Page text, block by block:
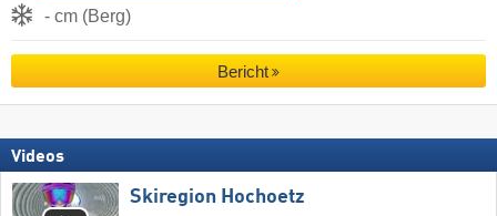
- cm (Berg)
Bericht
Videos
Skiregion Hochoetz